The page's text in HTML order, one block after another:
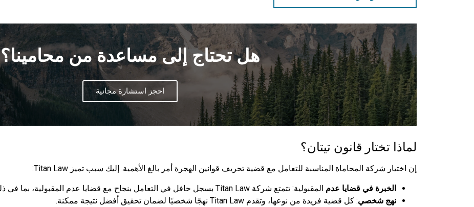
هل تحتاج إلى مساعدة من محامينا؟
احجز استشارة مجانية
لماذا تختار قانون تيتان؟
إن اختيار شركة المحاماة المناسبة للتعامل مع قضية تحريف قوانين الهجرة أمر بالغ الأهمية. إليك سبب تميز Titan Law:
الخبرة في قضايا عدم المقبولية: تتمتع شركة Titan Law بسجل حافل في التعامل بنجاح مع قضايا عدم المقبولية، بما في ذلك تلك التي تنطوي على تحريف في التمثيل.
نهج شخصي: كل قضية فريدة من نوعها، وتقدم Titan Law نهجًا شخصيًا لضمان تحقيق أفضل نتيجة ممكنة.